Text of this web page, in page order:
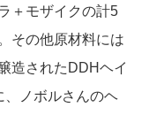
＋モザイクの計5
その他原材料には
造されたDDHヘイ
、ノボルさんのヘ